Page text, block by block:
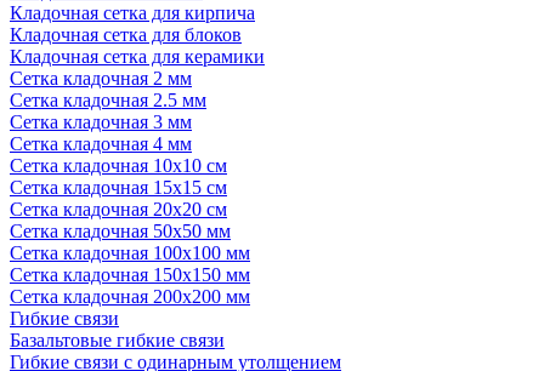
Кладочная сетка для кирпича
Кладочная сетка для блоков
Кладочная сетка для керамики
Сетка кладочная 2 мм
Сетка кладочная 2.5 мм
Сетка кладочная 3 мм
Сетка кладочная 4 мм
Сетка кладочная 10x10 см
Сетка кладочная 15x15 см
Сетка кладочная 20x20 см
Сетка кладочная 50x50 мм
Сетка кладочная 100x100 мм
Сетка кладочная 150x150 мм
Сетка кладочная 200x200 мм
Гибкие связи
Базальтовые гибкие связи
Гибкие связи с одинарным утолщением